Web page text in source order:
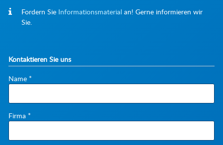
Fordern Sie Informationsmaterialan! Gerne informieren wir
Sie.
Kontaktieren Sie uns
Pflichtfeld
Name *
Pflichtfeld
Firma *